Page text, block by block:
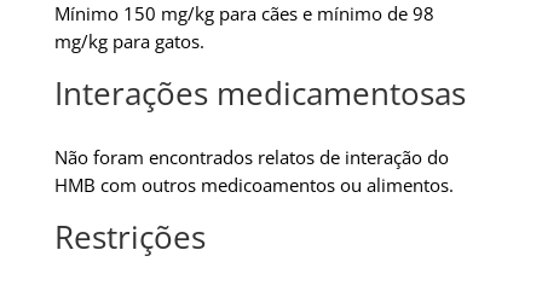
Mínimo 150 mg/kg para cães e mínimo de 98
mg/kg para gatos.
Interações medicamentosas
Não foram encontrados relatos de interação do
HMB com outros medicoamentos ou alimentos.
Restrições